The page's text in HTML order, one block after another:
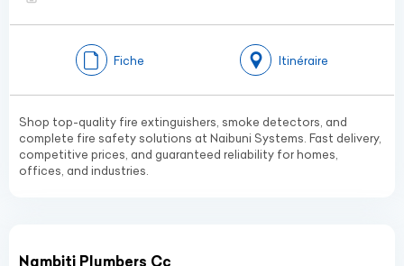
Fiche Itinéraire
Shop top-quality fire extinguishers, smoke detectors, and
complete fire safety solutions at Naibuni Systems. Fast delivery,
competitive prices, and guaranteed reliability for homes,
offices, and industries.
Nambiti Plumbers Cc